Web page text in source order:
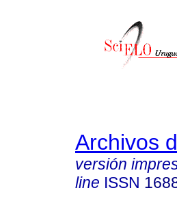
Archivos
versión
line ISSN